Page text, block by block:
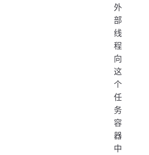
外
部
线
程
向
这
个
任
务
容
器
中